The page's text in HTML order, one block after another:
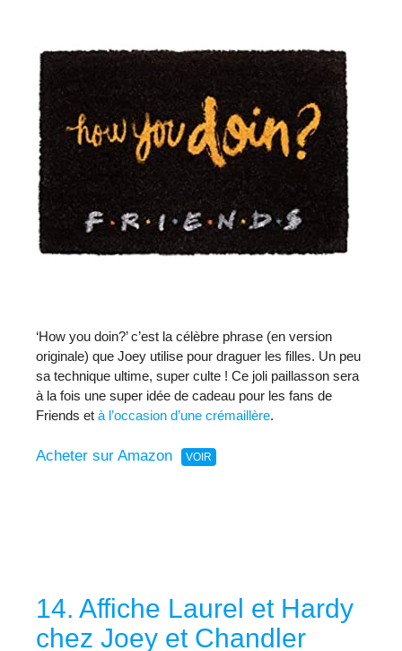
‘How you doin?’ c’est la célèbre phrase (en version
originale) que Joey utilise pour draguer les filles. Un peu
sa technique ultime, super culte ! Ce joli paillasson sera
à la fois une super idée de cadeau pour les fans de
Friends et à l’occasion d’une crémaillère.
Acheter sur Amazon
14. Affiche Laurel et Hardy
chez Joey et Chandler